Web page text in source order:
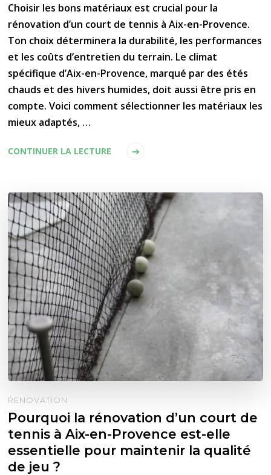
Choisir les bons matériaux est crucial pour la
rénovation d’un court de tennis à Aix-en-Provence.
Ton choix déterminera la durabilité, les performances
et les coûts d’entretien du terrain. Le climat
spécifique d’Aix-en-Provence, marqué par des étés
chauds et des hivers humides, doit aussi être pris en
compte. Voici comment sélectionner les matériaux les
mieux adaptés, …
CONTINUER LA LECTURE
RENOVATION
Pourquoi la rénovation d’un court de
tennis à Aix-en-Provence est-elle
essentielle pour maintenir la qualité
de jeu ?